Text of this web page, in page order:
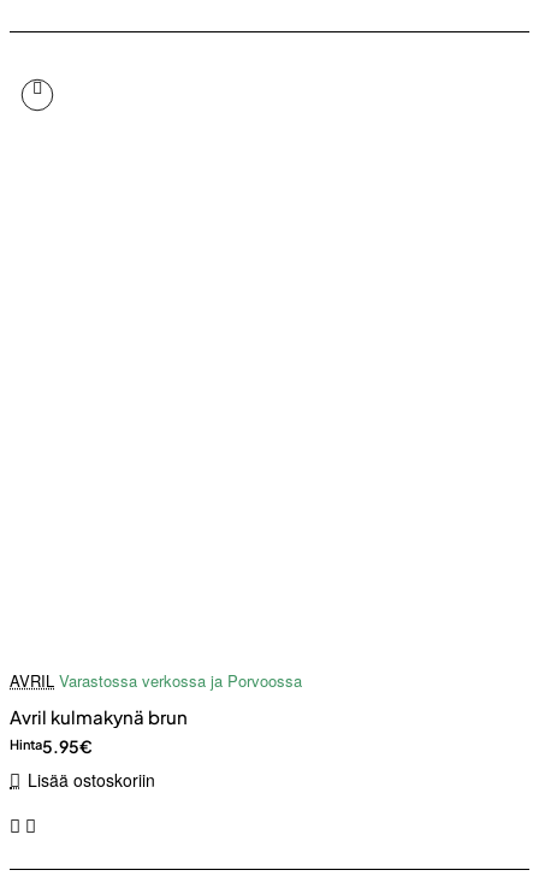
AVRIL Varastossa verkossa ja Porvoossa
Avril kulmakynä brun
Hinta5.95€
Lisää ostoskoriin